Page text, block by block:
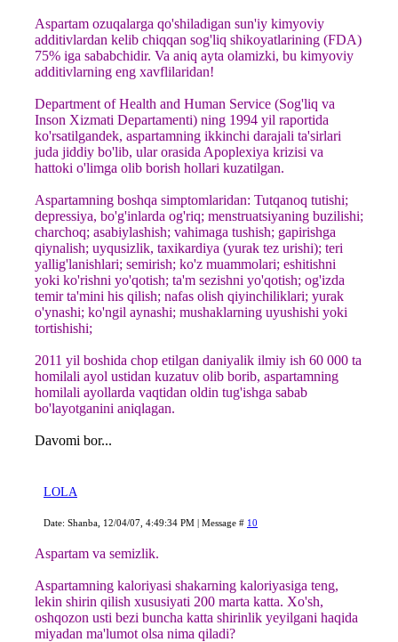
Aspartam ozuqalarga qo'shiladigan sun'iy kimyoviy
additivlardan kelib chiqqan sog'liq shikoyatlarining (FDA)
75% iga sababchidir. Va aniq ayta olamizki, bu kimyoviy
additivlarning eng xavflilaridan!
Department of Health and Human Service (Sog'liq va
Inson Xizmati Departamenti) ning 1994 yil raportida
ko'rsatilgandek, aspartamning ikkinchi darajali ta'sirlari
juda jiddiy bo'lib, ular orasida Apoplexiya krizisi va
hattoki o'limga olib borish hollari kuzatilgan.
Aspartamning boshqa simptomlaridan: Tutqanoq tutishi;
depressiya, bo'g'inlarda og'riq; menstruatsiyaning buzilishi;
charchoq; asabiylashish; vahimaga tushish; gapirishga
qiynalish; uyqusizlik, taxikardiya (yurak tez urishi); teri
yallig'lanishlari; semirish; ko'z muammolari; eshitishni
yoki ko'rishni yo'qotish; ta'm sezishni yo'qotish; og'izda
temir ta'mini his qilish; nafas olish qiyinchiliklari; yurak
o'ynashi; ko'ngil aynashi; mushaklarning uyushishi yoki
tortishishi;
2011 yil boshida chop etilgan daniyalik ilmiy ish 60 000 ta
homilali ayol ustidan kuzatuv olib borib, aspartamning
homilali ayollarda vaqtidan oldin tug'ishga sabab
bo'layotganini aniqlagan.
Davomi bor...
LOLA
Date: Shanba, 12/04/07, 4:49:34 PM | Message # 10
Aspartam va semizlik.
Aspartamning kaloriyasi shakarning kaloriyasiga teng,
lekin shirin qilish xususiyati 200 marta katta. Xo'sh,
oshqozon usti bezi buncha katta shirinlik yeyilgani haqida
miyadan ma'lumot olsa nima qiladi?